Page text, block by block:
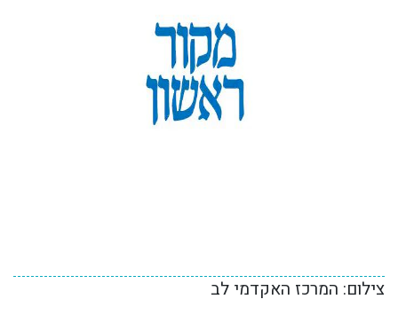
צילום: המרכז האקדמי לב